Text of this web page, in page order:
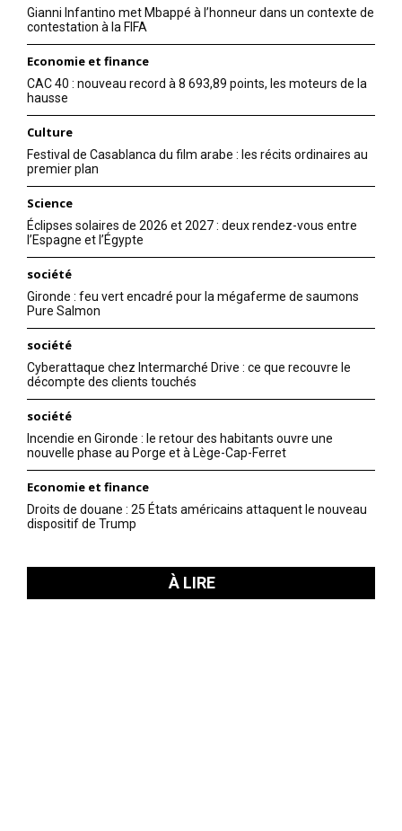
Gianni Infantino met Mbappé à l’honneur dans un contexte de
contestation à la FIFA
Economie et finance
CAC 40 : nouveau record à 8 693,89 points, les moteurs de la
hausse
Culture
Festival de Casablanca du film arabe : les récits ordinaires au
premier plan
Science
Éclipses solaires de 2026 et 2027 : deux rendez-vous entre
l’Espagne et l’Égypte
société
Gironde : feu vert encadré pour la mégaferme de saumons
Pure Salmon
société
Cyberattaque chez Intermarché Drive : ce que recouvre le
décompte des clients touchés
société
Incendie en Gironde : le retour des habitants ouvre une
nouvelle phase au Porge et à Lège-Cap-Ferret
Economie et finance
Droits de douane : 25 États américains attaquent le nouveau
dispositif de Trump
À LIRE